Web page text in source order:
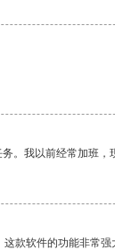
。我以前经常加班，
款软件的功能非常